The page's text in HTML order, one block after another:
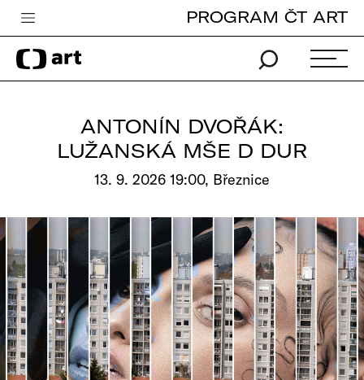
Česká televize
Zpravodajství
iVysílání
Vše o ČT
PROGRAM ČT ART
ANTONÍN DVOŘÁK:
LUŽANSKÁ MŠE D DUR
13. 9. 2026 19:00, Březnice